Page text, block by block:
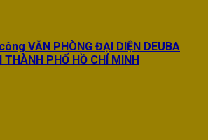
VĂN PHÒNG ĐẠI DIỆN DEUBA
THÀNH PHỐ HỒ CHÍ MINH